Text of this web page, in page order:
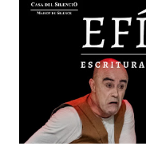
de Hidalgo (México),
Iztacala (UNAM,
Superiores Acatlán
organizador
el cuerpo, la esce...